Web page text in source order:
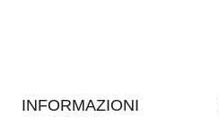
INFORMAZIONI